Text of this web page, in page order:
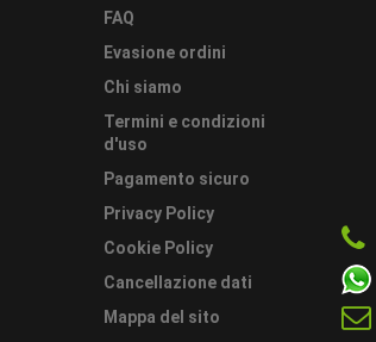
FAQ
Evasione ordini
Chi siamo
Termini e condizioni
d'uso
Pagamento sicuro
Privacy Policy
Cookie Policy
Cancellazione dati
Mappa del sito